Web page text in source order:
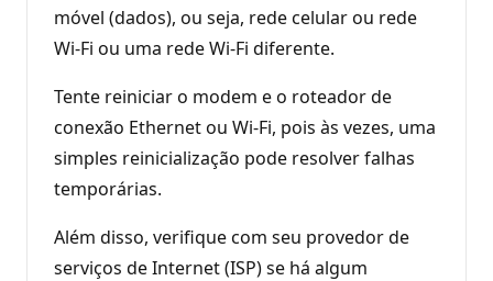
móvel (dados), ou seja, rede celular ou rede
Wi-Fi ou uma rede Wi-Fi diferente.
Tente reiniciar o modem e o roteador de
conexão Ethernet ou Wi-Fi, pois às vezes, uma
simples reinicialização pode resolver falhas
temporárias.
Além disso, verifique com seu provedor de
serviços de Internet (ISP) se há algum